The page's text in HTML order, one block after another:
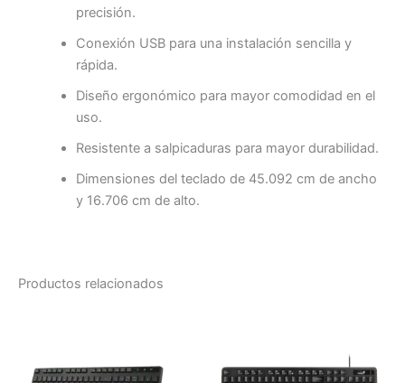
precisión.
Conexión USB para una instalación sencilla y
rápida.
Diseño ergonómico para mayor comodidad en el
uso.
Resistente a salpicaduras para mayor durabilidad.
Dimensiones del teclado de 45.092 cm de ancho
y 16.706 cm de alto.
Productos relacionados